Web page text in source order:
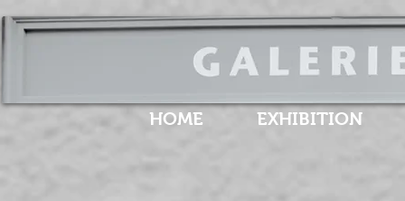
HOME EXHIBITION